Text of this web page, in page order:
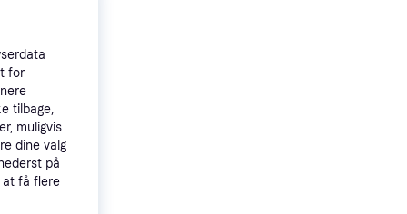
4.6
for
tilbage,
muligvis
dine valg
på
at få flere